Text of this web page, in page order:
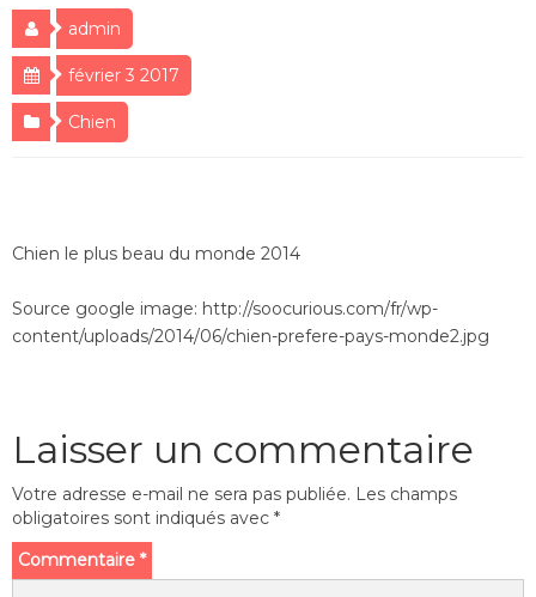
admin
février 3 2017
Chien
Chien le plus beau du monde 2014
Source google image: http://soocurious.com/fr/wp-
content/uploads/2014/06/chien-prefere-pays-monde2.jpg
Laisser un commentaire
Votre adresse e-mail ne sera pas publiée. Les champs
obligatoires sont indiqués avec *
Commentaire *